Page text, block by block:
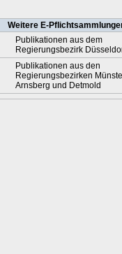
Weitere E-
Publikationen aus dem
Regierungsbezirk
Publikationen aus den
Regierungsbezirken
Arnsberg und Detmold